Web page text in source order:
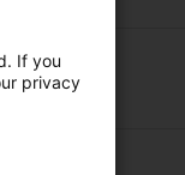
If you
privacy